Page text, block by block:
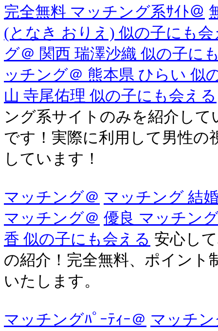
完全無料 マッチング系ｻｲﾄ＠
(となき おりえ) 似の子にも会
グ＠ 関西 瑞澤沙織 似の子に
ッチング＠ 熊本県 ひらい 似
山 寺尾佑理 似の子にも会える
ング系サイトのみを紹介し
です！実際に利用して男性の
しています！
マッチング＠ マッチング 結
マッチング＠ 優良 マッチン
香 似の子にも会える 安心し
の紹介！完全無料、ポイント
いたします。
マッチングﾊﾟｰﾃｨｰ＠ マッチ